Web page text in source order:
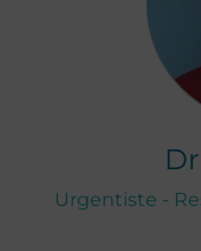
Dr
Urgentiste -